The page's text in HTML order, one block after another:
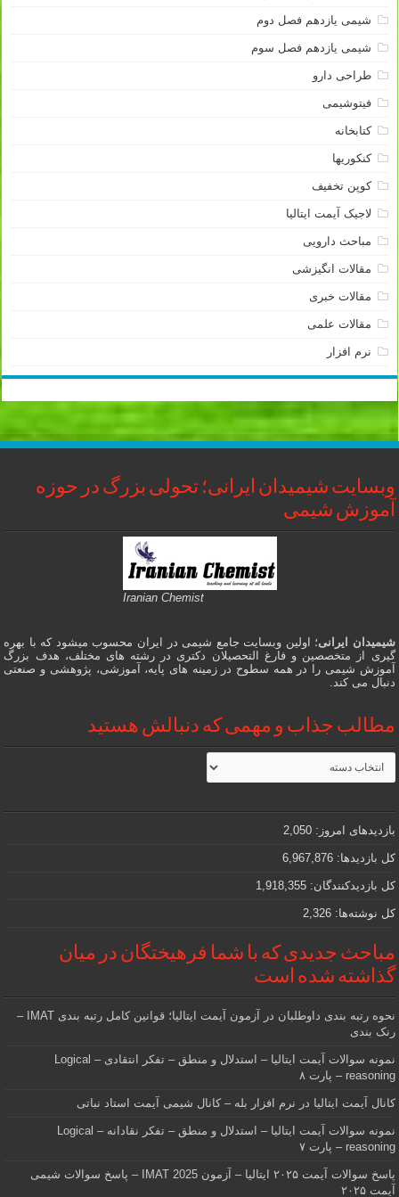
شیمی یازدهم فصل دوم
شیمی یازدهم فصل سوم
طراحی دارو
فیتوشیمی
کتابخانه
کنکوریها
کوپن تخفیف
لاجیک آیمت ایتالیا
مباحث دارویی
مقالات انگیزشی
مقالات خبری
مقالات علمی
نرم افزار
وبسایت شیمیدان ایرانی؛ تحولی بزرگ در حوزه
آموزش شیمی
Iranian Chemist
شیمیدان ایرانی؛ اولین وبسایت جامع شیمی در ایران محسوب میشود که با بهره
گیری از متخصصین و فارغ التحصیلان دکتری در رشته های مختلف، هدف بزرگ
آموزش شیمی را در همه سطوح در زمینه های پایه، آموزشی، پژوهشی و صنعتی
دنبال می کند.
مطالب جذاب و مهمی که دنبالش هستید
مطالب
جذاب
و
که
دنبالش
هستید
بازدیدهای امروز: 2,050
کل بازدیدها: 6,967,876
کل بازدیدکنند‌گان: 1,918,355
کل نوشته‌ها: 2,326
مباحث جدیدی که با شما فرهیختگان در میان
گذاشته شده است
نحوه رتبه بندی داوطلبان در آزمون آیمت ایتالیا؛ قوانین کامل رتبه بندی IMAT –
رنک بندی
نمونه سوالات آیمت ایتالیا – استدلال و منطق – تفکر انتقادی – Logical
reasoning – پارت ۸
کانال آیمت ایتالیا در نرم افزار بله – کانال شیمی آیمت استاد نباتی
نمونه سوالات آیمت ایتالیا – استدلال و منطق – تفکر نقادانه – Logical
reasoning – پارت ۷
پاسخ سوالات آیمت ۲۰۲۵ ایتالیا – آزمون IMAT 2025 – پاسخ سوالات شیمی
آیمت ۲۰۲۵